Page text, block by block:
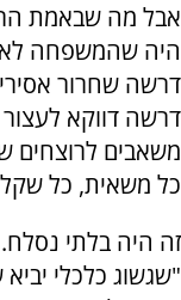
אבל מה שבאמת
היה שהמשפחה לא
דרשה שחרור
דרשה דווקא
משאבים לרוצחים
כל משאית, כל
זה היה בלתי
"שגשוג כלכלי